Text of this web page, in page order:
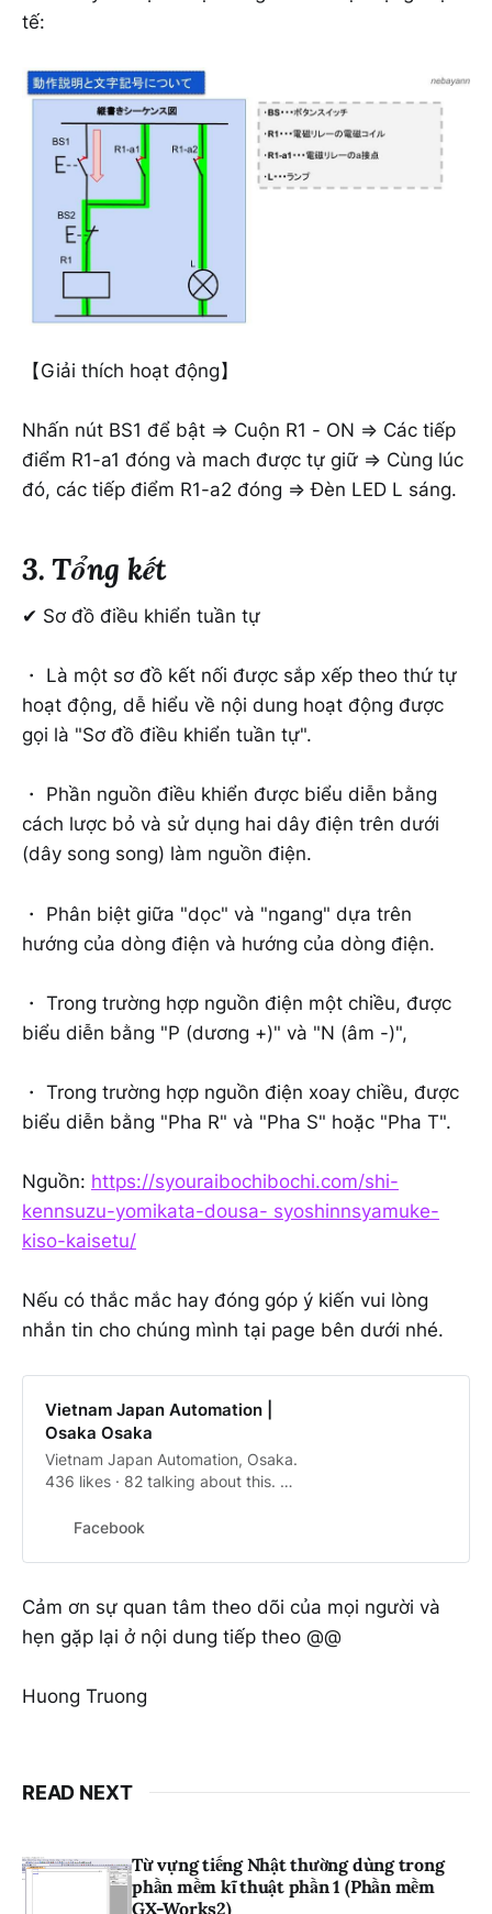
tế:
【Giải thích hoạt động】
Nhấn nút BS1 để bật ⇒ Cuộn R1 - ON ⇒ Các tiếp
điểm R1-a1 đóng và mach được tự giữ ⇒ Cùng lúc
đó, các tiếp điểm R1-a2 đóng ⇒ Đèn LED L sáng.
3. Tổng kết
✔ Sơ đồ điều khiển tuần tự
・ Là một sơ đồ kết nối được sắp xếp theo thứ tự
hoạt động, dễ hiểu về nội dung hoạt động được
gọi là "Sơ đồ điều khiển tuần tự".
・ Phần nguồn điều khiển được biểu diễn bằng
cách lược bỏ và sử dụng hai dây điện trên dưới
(dây song song) làm nguồn điện.
・ Phân biệt giữa "dọc" và "ngang" dựa trên
hướng của dòng điện và hướng của dòng điện.
・ Trong trường hợp nguồn điện một chiều, được
biểu diễn bằng "P (dương +)" và "N (âm -)",
・ Trong trường hợp nguồn điện xoay chiều, được
biểu diễn bằng "Pha R" và "Pha S" hoặc "Pha T".
Nguồn: https://syouraibochibochi.com/shi-
kennsuzu-yomikata-dousa- syoshinnsyamuke-
kiso-kaisetu/
Nếu có thắc mắc hay đóng góp ý kiến vui lòng
nhắn tin cho chúng mình tại page bên dưới nhé.
Vietnam Japan Automation |
Osaka Osaka
Vietnam Japan Automation, Osaka.
436 likes · 82 talking about this. Sứ
Tự Động Hóa Việt NamĐáp ứng
Facebook
Cảm ơn sự quan tâm theo dõi của mọi người và
hẹn gặp lại ở nội dung tiếp theo @@
Huong Truong
READ NEXT
Từ vựng tiếng Nhật thường dùng trong
phần mềm kĩ thuật phần 1 (Phần mềm
GX-Works2)